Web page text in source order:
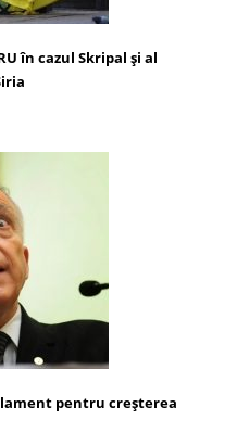
în cazul Skripal și al
pentru creșterea